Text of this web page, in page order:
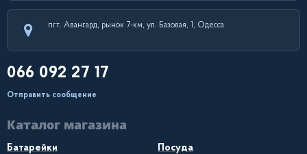
пгт. Авангард, рынок 7-км, ул. Базовая, 1, Одесса
066 092 27 17
Отправить сообщение
Каталог магазина
Батарейки
Посуда